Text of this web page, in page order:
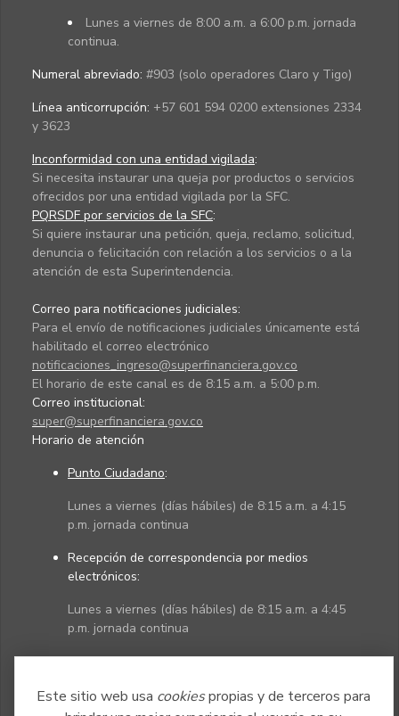
Este sitio web usa cookiespropias y de terceros para
Lunes a viernes de 8:00 a.m. a 6:00 p.m. jornada
continua.
Numeral abreviado: #903 (solo operadores Claro y Tigo)
Línea anticorrupción: +57 601 594 0200 extensiones 2334
y 3623
Inconformidad con una entidad vigilada:
Si necesita instaurar una queja por productos o servicios
ofrecidos por una entidad vigilada por la SFC.
PQRSDF por servicios de la SFC:
Si quiere instaurar una petición, queja, reclamo, solicitud,
denuncia o felicitación con relación a los servicios o a la
atención de esta Superintendencia.
Correo para notificaciones judiciales:
Para el envío de notificaciones judiciales únicamente está
habilitado el correo electrónico
notificaciones_ingreso@superfinanciera.gov.co
El horario de este canal es de 8:15 a.m. a 5:00 p.m.
Correo institucional:
super@superfinanciera.gov.co
Horario de atención
Punto Ciudadano:
Lunes a viernes (días hábiles) de 8:15 a.m. a 4:15
p.m. jornada continua
Recepción de correspondencia por medios
electrónicos:
Lunes a viernes (días hábiles) de 8:15 a.m. a 4:45
p.m. jornada continua